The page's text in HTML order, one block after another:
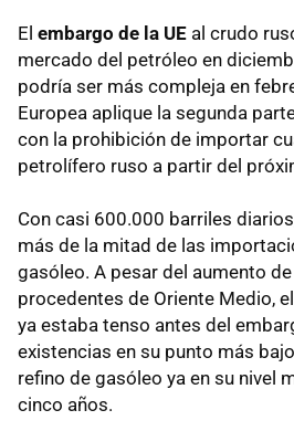
El embargo de la UE al crudo
mercado del petróleo en
podría ser más compleja en
Europea aplique la segunda
con la prohibición de importar
petrolífero ruso a partir del
Con casi 600.000 barriles
más de la mitad de las
gasóleo. A pesar del aumento
procedentes de Oriente Medio,
ya estaba tenso antes del
existencias en su punto más
refino de gasóleo ya en su nivel
cinco años.